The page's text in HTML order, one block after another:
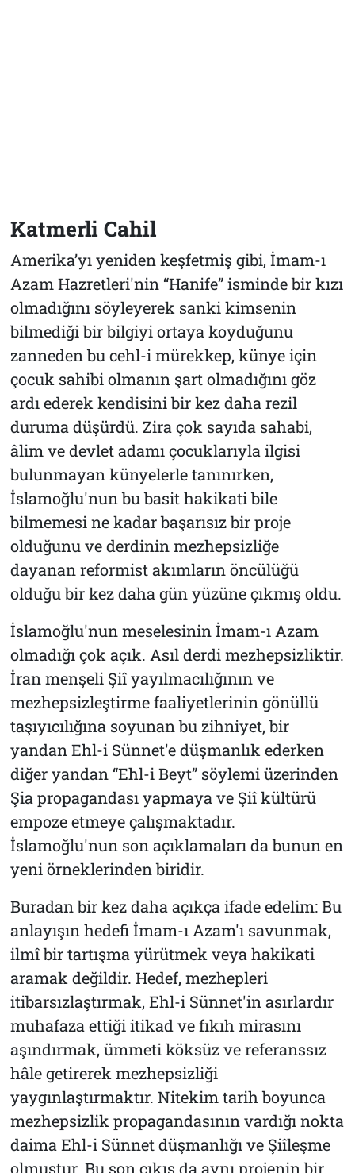
Katmerli Cahil
Amerika’yı yeniden keşfetmiş gibi, İmam-ı
Azam Hazretleri'nin “Hanife” isminde bir kızı
olmadığını söyleyerek sanki kimsenin
bilmediği bir bilgiyi ortaya koyduğunu
zanneden bu cehl-i mürekkep, künye için
çocuk sahibi olmanın şart olmadığını göz
ardı ederek kendisini bir kez daha rezil
duruma düşürdü. Zira çok sayıda sahabi,
âlim ve devlet adamı çocuklarıyla ilgisi
bulunmayan künyelerle tanınırken,
İslamoğlu'nun bu basit hakikati bile
bilmemesi ne kadar başarısız bir proje
olduğunu ve derdinin mezhepsizliğe
dayanan reformist akımların öncülüğü
olduğu bir kez daha gün yüzüne çıkmış oldu.
İslamoğlu'nun meselesinin İmam-ı Azam
olmadığı çok açık. Asıl derdi mezhepsizliktir.
İran menşeli Şiî yayılmacılığının ve
mezhepsizleştirme faaliyetlerinin gönüllü
taşıyıcılığına soyunan bu zihniyet, bir
yandan Ehl-i Sünnet'e düşmanlık ederken
diğer yandan “Ehl-i Beyt” söylemi üzerinden
Şia propagandası yapmaya ve Şiî kültürü
empoze etmeye çalışmaktadır.
İslamoğlu'nun son açıklamaları da bunun en
yeni örneklerinden biridir.
Buradan bir kez daha açıkça ifade edelim: Bu
anlayışın hedefi İmam-ı Azam'ı savunmak,
ilmî bir tartışma yürütmek veya hakikati
aramak değildir. Hedef, mezhepleri
itibarsızlaştırmak, Ehl-i Sünnet'in asırlardır
muhafaza ettiği itikad ve fıkıh mirasını
aşındırmak, ümmeti köksüz ve referanssız
hâle getirerek mezhepsizliği
yaygınlaştırmaktır. Nitekim tarih boyunca
mezhepsizlik propagandasının vardığı nokta
daima Ehl-i Sünnet düşmanlığı ve Şiîleşme
olmuştur. Bu son çıkış da aynı projenin bir